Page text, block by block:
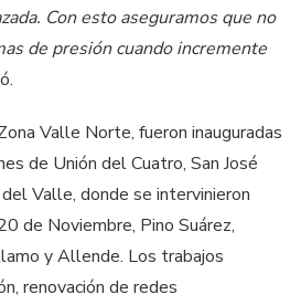
Con esto aseguramos que no
de presión cuando incremente
Valle Norte, fueron inauguradas
de Unión del Cuatro, San José
Valle, donde se intervinieron
de Noviembre, Pino Suárez,
y Allende. Los trabajos
renovación de redes